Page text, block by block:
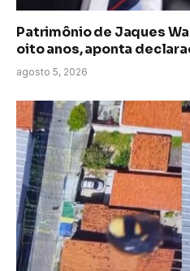
Patrimônio de Jaques
oito anos, aponta
agosto 5, 2026